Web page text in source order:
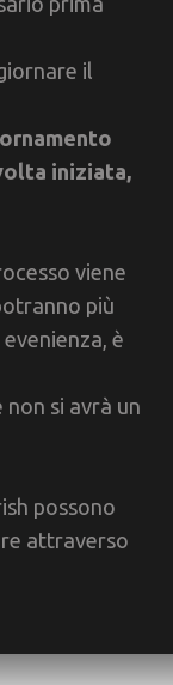
il
iniziata,
viene
più
è
si avrà un
possono
attraverso